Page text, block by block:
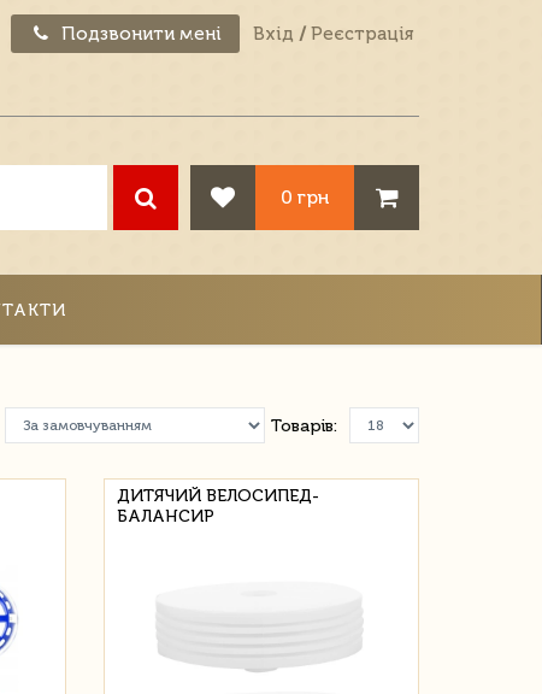
Подзвонити мені Вхід / Реєстрація
0 грн
Товарів:
ДИТЯЧИЙ ВЕЛОСИПЕД-
БАЛАНСИР